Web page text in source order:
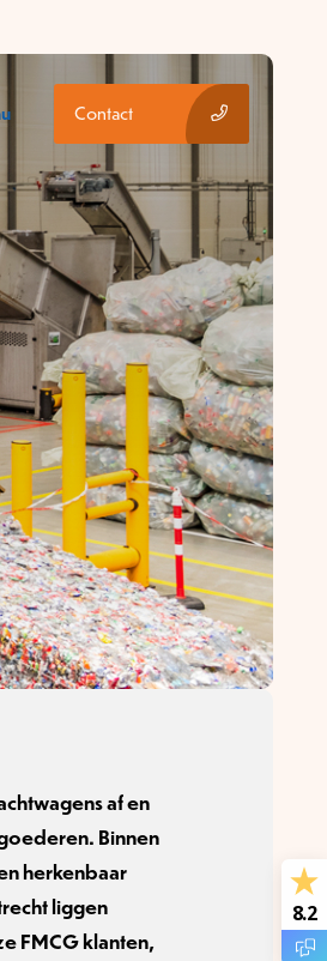
Contact
af en
Binnen
herkenbaar
liggen
FMCG klanten,
8.2